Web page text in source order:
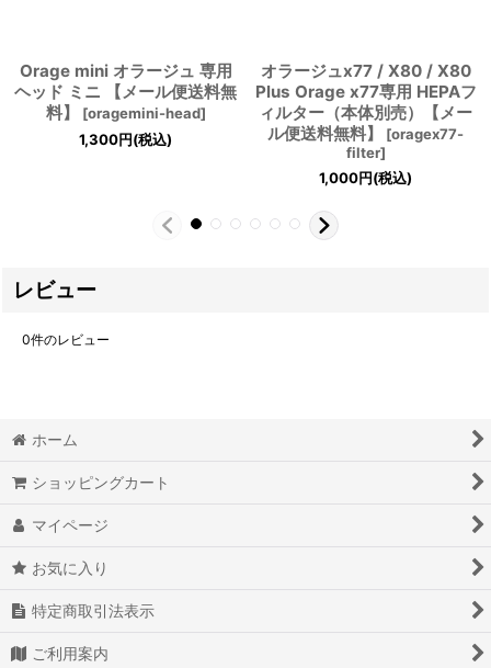
Orage mini オラージュ 専用
ヘッド ミニ 【メール便送料無
料】
[oragemini-head]
1,300円(税込)
オラージュx77 / X80 / X80
Plus Orage x77専用 HEPAフ
ィルター（本体別売）【メー
ル便送料無料】
[oragex77-
filter]
1,000円(税込)
レビュー
0件のレビュー
ホーム
ショッピングカート
マイページ
お気に入り
特定商取引法表示
ご利用案内